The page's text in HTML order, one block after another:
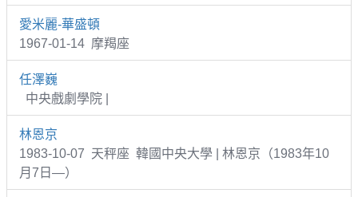
愛米麗-華盛頓
1967-01-14 摩羯座
任澤巍
中央戲劇學院 |
林恩京
1983-10-07 天秤座 韓國中央大學 | 林恩京（1983年10
月7日—）